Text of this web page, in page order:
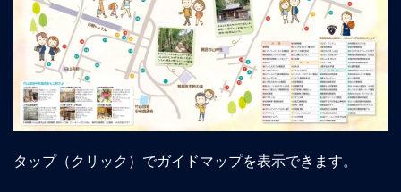
タップ（クリック）でガイドマップを表示できます。